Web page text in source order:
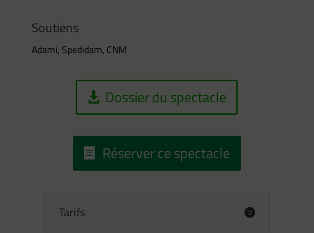
Soutiens
Adami, Spedidam, CNM
Dossier du spectacle
Réserver ce spectacle
Tarifs